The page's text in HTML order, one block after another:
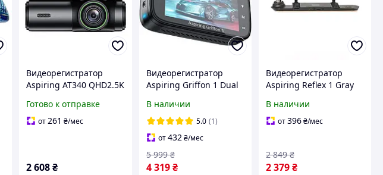
Видеорегистратор
Aspiring AT340 QHD2.5K
QHD2.5K, WiFi)
(k622951)
Готово к отправке
от261 ₴/мес
2 608₴
Видеорегистратор
Aspiring Griffon 1 Dual
(GR1-4KSDWG)
В наличии
5.0 (1)
от432 ₴/мес
4 319 ₴
5 999 ₴
Видеорегистратор
Aspiring Reflex 1 Gray
В наличии
от396₴/мес
2 379₴
2 849 ₴